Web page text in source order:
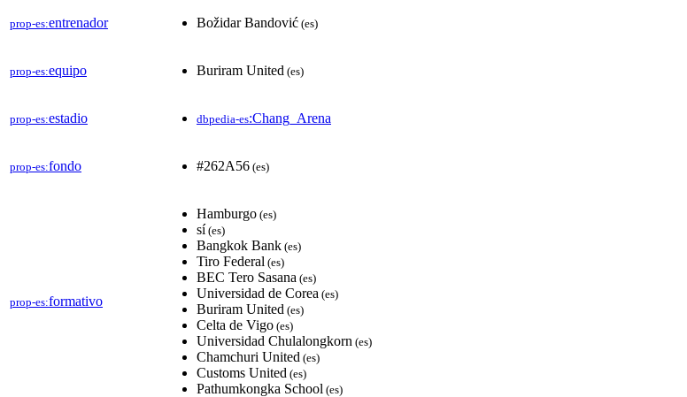
prop-es:entrenador Božidar Bandović (es)
prop-es:equipo Buriram United (es)
prop-es:estadio dbpedia-es:Chang_Arena
prop-es:fondo #262A56 (es)
prop-es:formativo
Hamburgo (es)
sí (es)
Bangkok Bank (es)
Tiro Federal (es)
BEC Tero Sasana (es)
Universidad de Corea (es)
Buriram United (es)
Celta de Vigo (es)
Universidad Chulalongkorn (es)
Chamchuri United (es)
Customs United (es)
Pathumkongka School (es)